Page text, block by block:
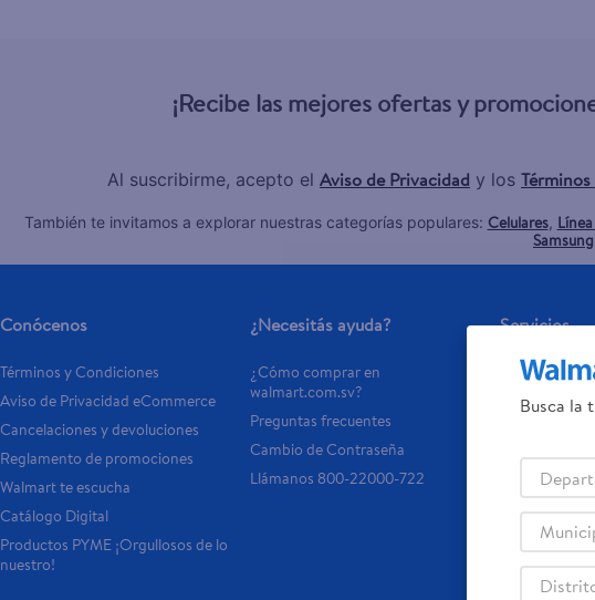
¡Recibe las mejores ofertas y
Al suscribirme, acepto el Aviso de Privacidad y los
También te invitamos a explorar nuestras categorías populares: Celulares,
Samsung
Conócenos
Términos y Condiciones
Aviso de Privacidad eCommerce
Cancelaciones y devoluciones
Reglamento de promociones
Walmart te escucha
Catálogo Digital
Productos PYME ¡Orgullosos de lo
nuestro!
¿Necesitás ayuda?
¿Cómo comprar en
walmart.com.sv?
Preguntas frecuentes
Cambio de Contraseña
Llámanos 800-22000-722
Servicios
Tarjeta de
Otros
- Pagos de
Busca la